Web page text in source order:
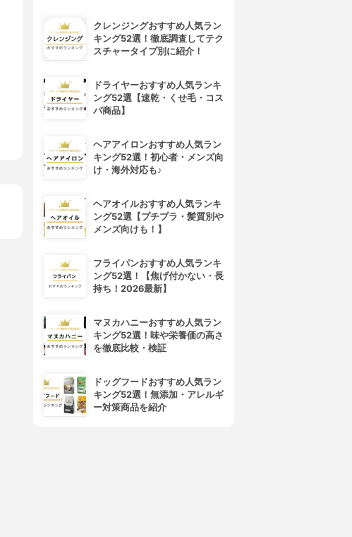
クレンジングおすすめ人気ラン
キング52選！徹底調査してテク
スチャータイプ別に紹介！
ドライヤーおすすめ人気ランキ
ング52選【速乾・くせ毛・コス
パ商品】
ヘアアイロンおすすめ人気ラン
キング52選！初心者・メンズ向
け・海外対応も♪
ヘアオイルおすすめ人気ランキ
ング52選【プチプラ・髪質別や
メンズ向けも！】
フライパンおすすめ人気ランキ
ング52選！【焦げ付かない・長
持ち！2026最新】
マヌカハニーおすすめ人気ラン
キング52選！味や栄養価の高さ
を徹底比較・検証
ドッグフードおすすめ人気ラン
キング52選！無添加・アレルギ
ー対策商品を紹介